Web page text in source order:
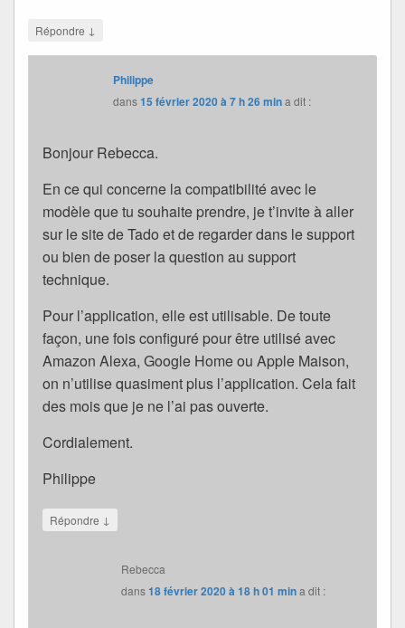
Répondre ↓
Philippe
dans15 février 2020 à 7 h 26 mina dit :
Bonjour Rebecca.
En ce qui concerne la compatibilité avec le
modèle que tu souhaite prendre, je t’invite à aller
sur le site de Tado et de regarder dans le support
ou bien de poser la question au support
technique.
Pour l’application, elle est utilisable. De toute
façon, une fois configuré pour être utilisé avec
Amazon Alexa, Google Home ou Apple Maison,
on n’utilise quasiment plus l’application. Cela fait
des mois que je ne l’ai pas ouverte.
Cordialement.
Philippe
Répondre ↓
Rebecca
dans18 février 2020 à 18 h 01 mina dit :